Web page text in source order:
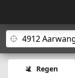
Regen